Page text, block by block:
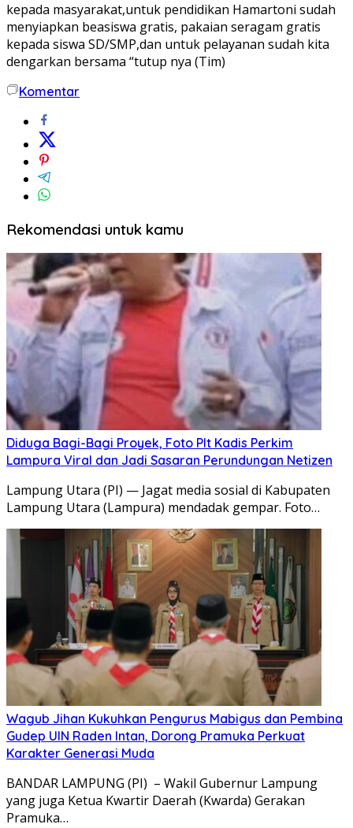
kepada masyarakat,untuk pendidikan Hamartoni sudah
menyiapkan beasiswa gratis, pakaian seragam gratis
kepada siswa SD/SMP,dan untuk pelayanan sudah kita
dengarkan bersama “tutup nya (Tim)
Komentar
Rekomendasi untuk kamu
Diduga Bagi-Bagi Proyek, Foto Plt Kadis Perkim
Lampura Viral dan Jadi Sasaran Perundungan Netizen
Lampung Utara (PI) — Jagat media sosial di Kabupaten
Lampung Utara (Lampura) mendadak gempar. Foto…
Wagub Jihan Kukuhkan Pengurus Mabigus dan Pembina
Gudep UIN Raden Intan, Dorong Pramuka Perkuat
Karakter Generasi Muda
BANDAR LAMPUNG (PI) – Wakil Gubernur Lampung
yang juga Ketua Kwartir Daerah (Kwarda) Gerakan
Pramuka…